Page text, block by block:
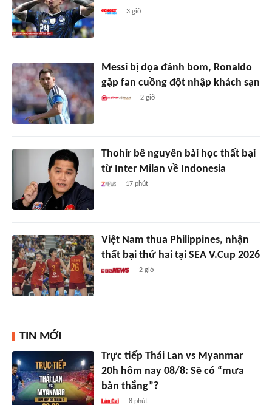
3 giờ
Messi bị dọa đánh bom, Ronaldo
gặp fan cuồng đột nhập khách sạn
2 giờ
Thohir bê nguyên bài học thất bại
từ Inter Milan về Indonesia
17 phút
Việt Nam thua Philippines, nhận
thất bại thứ hai tại SEA V.Cup 2026
2 giờ
TIN MỚI
Trực tiếp Thái Lan vs Myanmar
20h hôm nay 08/8: Sẽ có “mưa
bàn thắng”?
8 phút